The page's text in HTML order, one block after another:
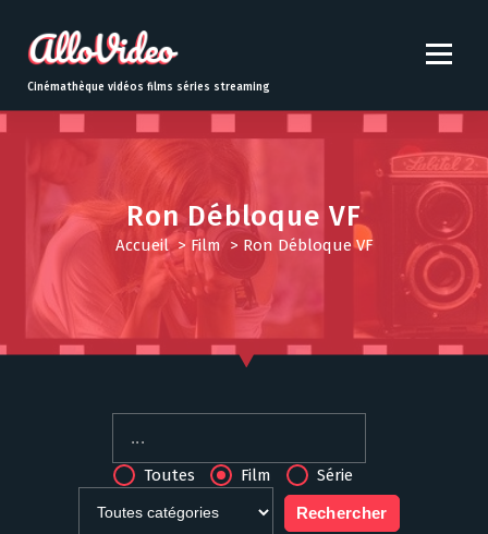
t
o
Cinémathèque vidéos films séries streaming
Ron Débloque VF
Accueil> Film> Ron Débloque VF
Toutes Film Série